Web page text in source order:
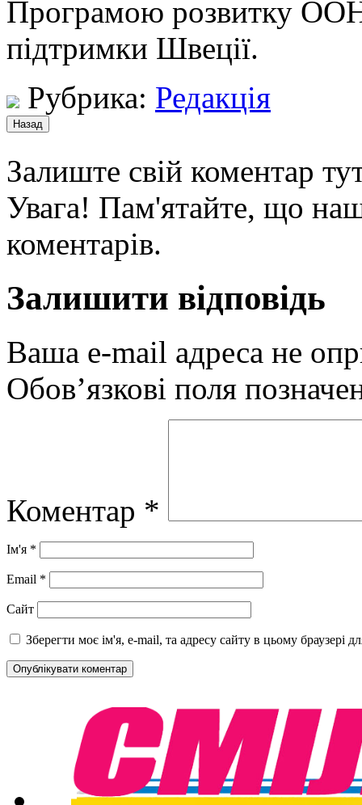
Програмою розвитку
підтримки Швеції.
Рубрика: Редакція
Залиште свій коментар
Увага! Пам'ятайте, що
коментарів.
Залишити відповідь
Ваша e-mail адреса не
Обов’язкові поля
Коментар *
Ім'я *
Email *
Сайт
Зберегти моє ім'я, e-mail, та адресу сайту в цьому браузері